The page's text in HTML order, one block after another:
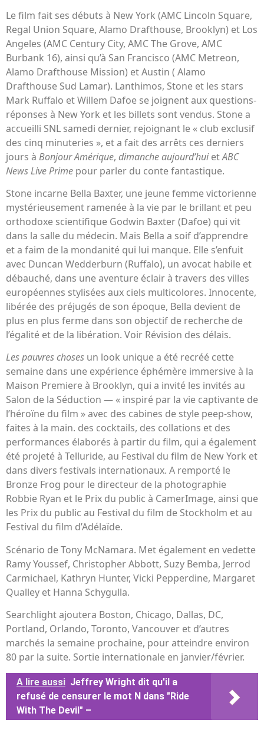
Le film fait ses débuts à New York (AMC Lincoln Square,
Regal Union Square, Alamo Drafthouse, Brooklyn) et Los
Angeles (AMC Century City, AMC The Grove, AMC
Burbank 16), ainsi qu’à San Francisco (AMC Metreon,
Alamo Drafthouse Mission) et Austin ( Alamo
Drafthouse Sud Lamar). Lanthimos, Stone et les stars
Mark Ruffalo et Willem Dafoe se joignent aux questions-
réponses à New York et les billets sont vendus. Stone a
accueilli SNL samedi dernier, rejoignant le « club exclusif
des cinq minuteries », et a fait des arrêts ces derniers
jours à Bonjour Amérique, dimanche aujourd’huietABC
News Live Prime pour parler du conte fantastique.
Stone incarne Bella Baxter, une jeune femme victorienne
mystérieusement ramenée à la vie par le brillant et peu
orthodoxe scientifique Godwin Baxter (Dafoe) qui vit
dans la salle du médecin. Mais Bella a soif d’apprendre
et a faim de la mondanité qui lui manque. Elle s’enfuit
avec Duncan Wedderburn (Ruffalo), un avocat habile et
débauché, dans une aventure éclair à travers des villes
européennes stylisées aux ciels multicolores. Innocente,
libérée des préjugés de son époque, Bella devient de
plus en plus ferme dans son objectif de recherche de
l’égalité et de la libération. Voir Révision des délais.
Les pauvres choses un look unique a été recréé cette
semaine dans une expérience éphémère immersive à la
Maison Premiere à Brooklyn, qui a invité les invités au
Salon de la Séduction — « inspiré par la vie captivante de
l’héroïne du film » avec des cabines de style peep-show,
faites à la main. des cocktails, des collations et des
performances élaborés à partir du film, qui a également
été projeté à Telluride, au Festival du film de New York et
dans divers festivals internationaux. A remporté le
Bronze Frog pour le directeur de la photographie
Robbie Ryan et le Prix du public à CamerImage, ainsi que
les Prix du public au Festival du film de Stockholm et au
Festival du film d’Adélaïde.
Scénario de Tony McNamara. Met également en vedette
Ramy Youssef, Christopher Abbott, Suzy Bemba, Jerrod
Carmichael, Kathryn Hunter, Vicki Pepperdine, Margaret
Qualley et Hanna Schygulla.
Searchlight ajoutera Boston, Chicago, Dallas, DC,
Portland, Orlando, Toronto, Vancouver et d’autres
marchés la semaine prochaine, pour atteindre environ
80 par la suite. Sortie internationale en janvier/février.
A lire aussi Jeffrey Wright dit qu'il a
refusé de censurer le mot N dans "Ride
With The Devil" –